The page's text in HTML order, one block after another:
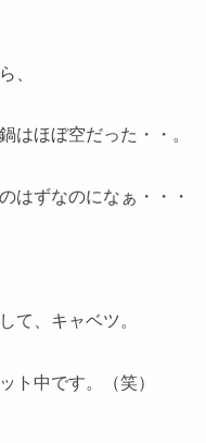
、
はほぼ空だった・・。
はずなのになぁ・・・
て、キャベツ。
ト中です。（笑）